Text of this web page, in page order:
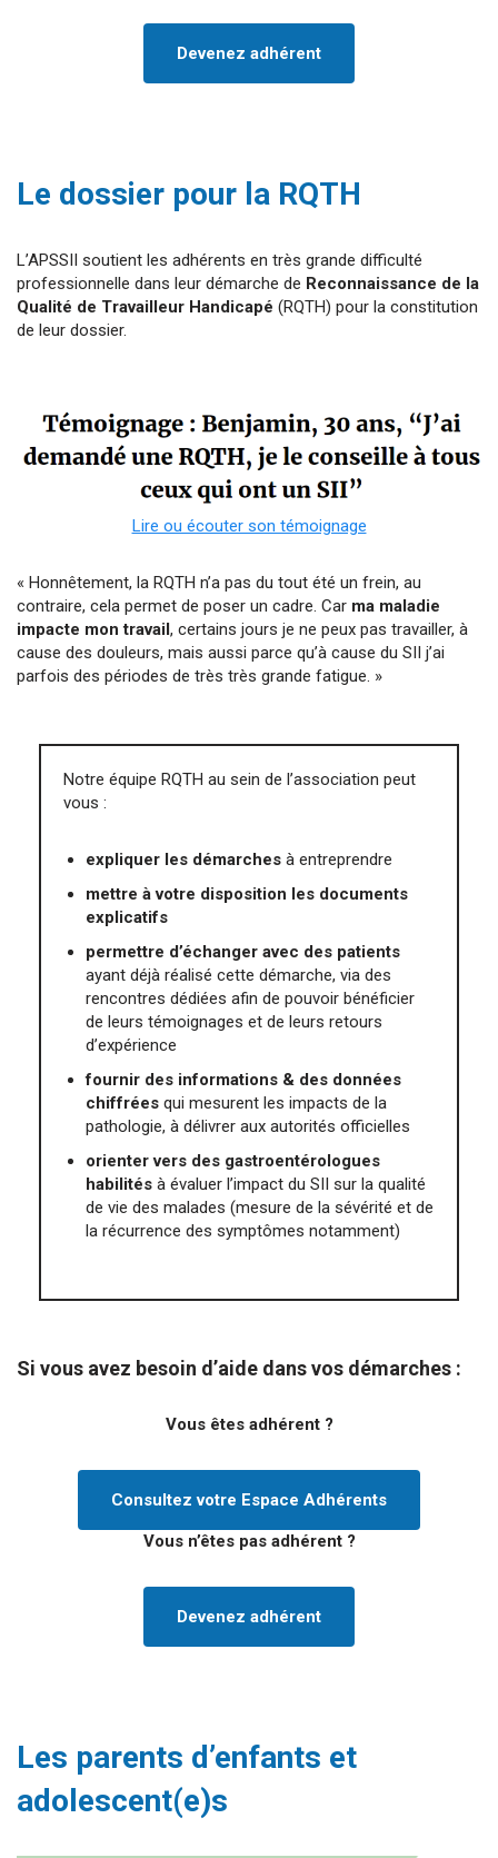
Devenez adhérent
Le dossier pour la RQTH
L’APSSII soutient les adhérents en très grande difficulté
professionnelle dans leur démarche de Reconnaissance de la
Qualité de Travailleur Handicapé (RQTH) pour la constitution
de leur dossier.
Lire ou écouter son témoignage
« Honnêtement, la RQTH n’a pas du tout été un frein, au
contraire, cela permet de poser un cadre. Car ma maladie
impacte mon travail , certains jours je ne peux pas travailler, à
cause des douleurs, mais aussi parce qu’à cause du SII j’ai
parfois des périodes de très très grande fatigue. »
Notre équipe RQTH au sein de l’association peut
vous :
expliquer les démarches à entreprendre
mettre à votre disposition les documents
explicatifs
permettre d’échanger avec des patients
ayant déjà réalisé cette démarche, via des
rencontres dédiées afin de pouvoir bénéficier
de leurs témoignages et de leurs retours
d’expérience
fournir des informations & des données
chiffrées qui mesurent les impacts de la
pathologie, à délivrer aux autorités officielles
orienter vers des gastroentérologues
habilités à évaluer l’impact du SII sur la qualité
de vie des malades (mesure de la sévérité et de
la récurrence des symptômes notamment)
Si vous avez besoin d’aide dans vos démarches :
Vous êtes adhérent ?
Consultez votre Espace Adhérents
Vous n’êtes pas adhérent ?
Devenez adhérent
Les parents d’enfants et
adolescent(e)s